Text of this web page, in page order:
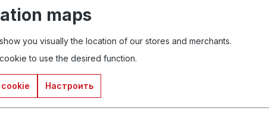
maps
you visually the location of our stores and merchants.
to use the desired function.
Настроить